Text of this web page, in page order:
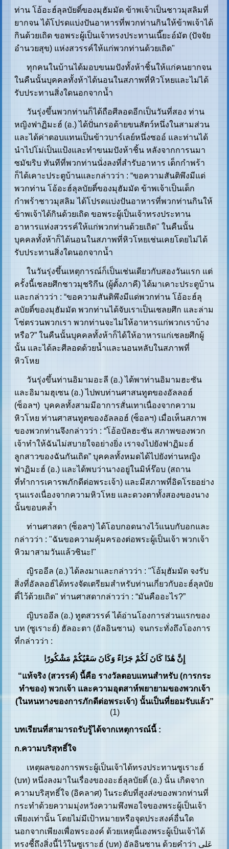
ท่าน โอ้อะฮ์ลุลบัยติ์ของมุฮัมมัด ข้าพเจ้าเป็นชาวมุสลิมที่
ยากจน ได้โปรดแบ่งปันอาหารที่พวกท่านกินให้ข้าพเจ้าได้
กินด้วยเถิด ขอพระผู้เป็นเจ้าทรงประทานเนี๊ยะอ์มัต (ปัจจัย
อำนวยสุข) แห่งสวรรค์ให้แก่พวกท่านด้วยเถิด"
ทุกคนในบ้านได้มอบขนมปังทั้งห้าชิ้นให้แก่คนยากจน
ในคืนนั้นบุคคลทั้งห้าได้นอนในสภาพที่หิวโหยและไม่ได้
รับประทานสิ่งใดนอกจากน้ำ
วันรุ่งขึ้นพวกท่านก็ได้ถือศีลอดอีกเป็นวันที่สอง ท่าน
หญิงฟาฏิมะฮ์ (อ.) ได้ปั่นกรอด้ายขนสัตว์หนึ่งในสามส่วน
และได้ค่าตอบแทนเป็นข้าวบาร์เลย์หนึ่งซออ์ และท่านได้
นำไปโม่เป็นแป้งและทำขนมปังห้าชิ้น หลังจากการนมา
ซมัฆริบ ทันทีที่พวกท่านนั่งลงที่สำรับอาหาร เด็กกำพร้า
ก็ได้เคาะประตูบ้านและกล่าวว่า : “ขอความสันติพึงมีแด่
พวกท่าน โอ้อะฮ์ลุลบัยติ์ของมุฮัมมัด ข้าพเจ้าเป็นเด็ก
กำพร้าชาวมุสลิม ได้โปรดแบ่งปันอาหารที่พวกท่านกินให้
ข้าพเจ้าได้กินด้วยเถิด ขอพระผู้เป็นเจ้าทรงประทาน
อาหารแห่งสวรรค์ให้แก่พวกท่านด้วยเถิด" ในคืนนั้น
บุคคลทั้งห้าก็ได้นอนในสภาพที่หิวโหยเช่นเคยโดยไม่ได้
รับประทานสิ่งใดนอกจากน้ำ
ในวันรุ่งขึ้นเหตุการณ์ก็เป็นเช่นเดียวกับสองวันแรก แต่
ครั้งนี้เชลยศึกชาวมุชริกีน (ผู้ตั้งภาคี) ได้มาเคาะประตูบ้าน
และกล่าวว่า : “ขอความสันติพึงมีแด่พวกท่าน โอ้อะฮ์ลุ
ลบัยติ์ของมุฮัมมัด พวกท่านได้จับเราเป็นเชลยศึก และล่าม
โซ่ตรวนพวกเรา พวกท่านจะไม่ให้อาหารแก่พวกเราบ้าง
หรือ?” ในคืนนั้นบุคคลทั้งห้าก็ได้ให้อาหารแก่เชลยศึกผู้
นั้น และได้ละศีลอดด้วยน้ำและนอนหลับในสภาพที่
หิวโหย
วันรุ่งขึ้นท่านอิมามอะลี (อ.) ได้พาท่านอิมามฮะซัน
และอิมามฮุเซน (อ.) ไปพบท่านศาสนทูตของอัลลอฮ์
(ซ็อลฯ) บุคคลทั้งสามมีอาการสั่นเทาเนื่องจากความ
หิวโหย ท่านศาสนทูตของอัลลอฮ์ (ซ็อลฯ) เมื่อเห็นสภาพ
ของพวกท่านจึงกล่าวว่า : “โอ้อบัลฮะซัน สภาพของพวก
เจ้าทำให้ฉันไม่สบายใจอย่างยิ่ง เราจงไปยังฟาฏิมะฮ์
ลูกสาวของฉันกันเถิด” บุคคลทั้งหมดได้ไปยังท่านหญิง
ฟาฏิมะฮ์ (อ.) และได้พบว่านางอยู่ในมิห์ร๊อบ (สถาน
ที่ทำการเคารพภักดีต่อพระเจ้า) และมีสภาพที่อิดโรยอย่าง
รุนแรงเนื่องจากความหิวโหย และดวงตาทั้งสองของนาง
นั้นขอบคล้ำ
ท่านศาสดา (ซ็อลฯ) ได้โอบกอดนางไว้แนบกับอกและ
กล่าวว่า : "ฉันขอความคุ้มครองต่อพระผู้เป็นเจ้า พวกเจ้า
หิวมาสามวันแล้วซินะ!"
ญิรออีล (อ.) ได้ลงมาและกล่าวว่า : "โอ้มุฮัมมัด จงรับ
สิ่งที่อัลลอฮ์ได้ทรงจัดเตรียมสำหรับท่านเกี่ยวกับอะฮ์ลุลบัย
ติ์ไว้ด้วยเถิด" ท่านศาสดากล่าวว่า : “มันคืออะไร?”
ญิบรออีล (อ.) ทูตสวรรค์ ได้อ่านโองการส่วนแรกของ
บท (ซูเราะฮ์) ฮัลอะตา (อัลอินซาน) จนกระทั่งถึงโองการ
ที่กล่าวว่า :
إِنَّ هَٰذَا کَانَ لَکُمْ جَزَاءً وَکَانَ سَعْیُکُمْ مَشْکُورًا
“แท้จริง (สวรรค์) นี้คือ รางวัลตอบแทนสำหรับ (การกระ
ทำของ) พวกเจ้า และความอุตสาห์พยายามของพวกเจ้า
(ในหนทางของการภักดีต่อพระเจ้า) นั้นเป็นที่ยอมรับแล้ว”
(1)
บทเรียนที่สามารถรับรู้ได้จากเหตุการณ์นี้ :
ก.ความบริสุทธิ์ใจ
เหตุผลของการพระผู้เป็นเจ้าได้ทรงประทานซูเราะฮ์
(บท) หนึ่งลงมาในเรื่องของอะฮ์ลุลบัยติ์ (อ.) นั้น เกิดจาก
ความบริสุทธิ์ใจ (อิคลาศ) ในระดับที่สูงส่งของพวกท่านที่
กระทำด้วยความมุ่งหวังความพึงพอใจของพระผู้เป็นเจ้า
เพียงเท่านั้น โดยไม่มีเป้าหมายหรือจุดประสงค์อื่นใด
นอกจากเพียงเพื่อพระองค์ ด้วยเหตุนี้เองพระผู้เป็นเจ้าได้
ทรงชี้ถึงสิ่งนี้ไว้ในซูเราะฮ์ (บท) อัลอินซาน ด้วยคำว่า عَلى